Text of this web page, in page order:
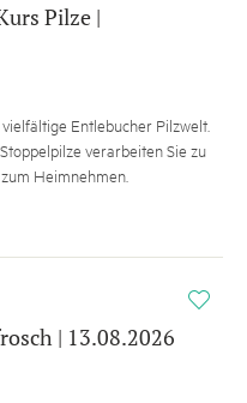
Pilze |
Entlebucher Pilzwelt.
verarbeiten Sie zu
Heimnehmen.
i
| 13.08.2026